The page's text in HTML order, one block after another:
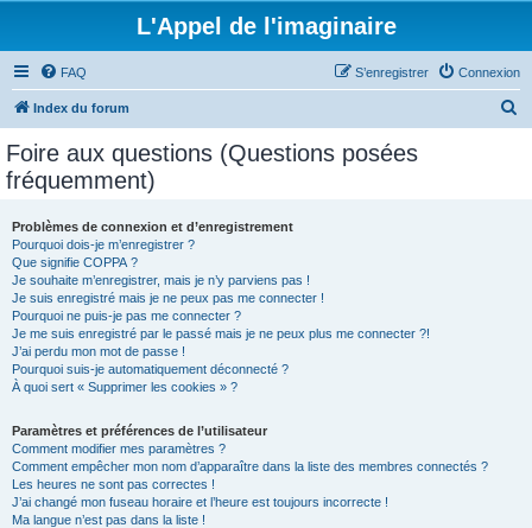
L'Appel de l'imaginaire
FAQ Connexion
S’enregistrer
Index du forum
Foire aux questions (Questions posées
fréquemment)
Problèmes de connexion et d’enregistrement
Pourquoi dois-je m’enregistrer ?
Que signifie COPPA ?
Je souhaite m’enregistrer, mais je n’y parviens pas !
Je suis enregistré mais je ne peux pas me connecter !
Pourquoi ne puis-je pas me connecter ?
Je me suis enregistré par le passé mais je ne peux plus me connecter ?!
J’ai perdu mon mot de passe !
Pourquoi suis-je automatiquement déconnecté ?
À quoi sert « Supprimer les cookies » ?
Paramètres et préférences de l’utilisateur
Comment modifier mes paramètres ?
Comment empêcher mon nom d’apparaître dans la liste des membres connectés ?
Les heures ne sont pas correctes !
J’ai changé mon fuseau horaire et l’heure est toujours incorrecte !
Ma langue n’est pas dans la liste !